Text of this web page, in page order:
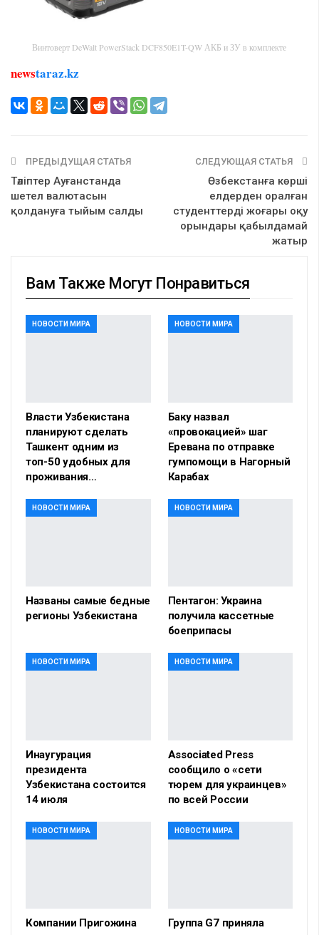
Винтоверт DeWalt PowerStack DCF850E1T-QW АКБ и ЗУ в комплекте
newstaraz.kz
ПРЕДЫДУЩАЯ СТАТЬЯ
Тәліптер Ауғанстанда
шетел валютасын
қолдануға тыйым салды
СЛЕДУЮЩАЯ СТАТЬЯ
Өзбекстанға көрші
елдерден оралған
студенттерді жоғары оқу
орындары қабылдамай
жатыр
Вам Также Могут Понравиться
НОВОСТИ МИРА
Власти Узбекистана
планируют сделать
Ташкент одним из
топ-50 удобных для
проживания…
НОВОСТИ МИРА
Баку назвал
«провокацией» шаг
Еревана по отправке
гумпомощи в Нагорный
Карабах
НОВОСТИ МИРА
Названы самые бедные
регионы Узбекистана
НОВОСТИ МИРА
Пентагон: Украина
получила кассетные
боеприпасы
НОВОСТИ МИРА
Инаугурация
президента
Узбекистана состоится
14 июля
НОВОСТИ МИРА
Associated Press
сообщило о «сети
тюрем для украинцев»
по всей России
НОВОСТИ МИРА
Компании Пригожина
НОВОСТИ МИРА
Группа G7 приняла